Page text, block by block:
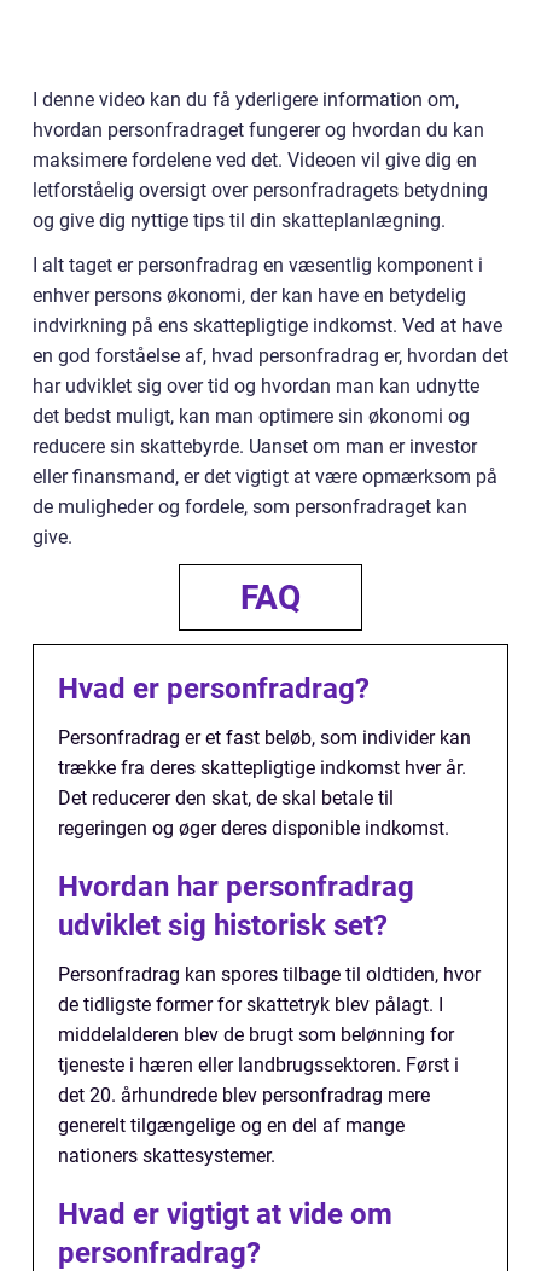
I denne video kan du få yderligere information om,
hvordan personfradraget fungerer og hvordan du kan
maksimere fordelene ved det. Videoen vil give dig en
letforståelig oversigt over personfradragets betydning
og give dig nyttige tips til din skatteplanlægning.
I alt taget er personfradrag en væsentlig komponent i
enhver persons økonomi, der kan have en betydelig
indvirkning på ens skattepligtige indkomst. Ved at have
en god forståelse af, hvad personfradrag er, hvordan det
har udviklet sig over tid og hvordan man kan udnytte
det bedst muligt, kan man optimere sin økonomi og
reducere sin skattebyrde. Uanset om man er investor
eller finansmand, er det vigtigt at være opmærksom på
de muligheder og fordele, som personfradraget kan
give.
FAQ
Hvad er personfradrag?
Personfradrag er et fast beløb, som individer kan
trække fra deres skattepligtige indkomst hver år.
Det reducerer den skat, de skal betale til
regeringen og øger deres disponible indkomst.
Hvordan har personfradrag
udviklet sig historisk set?
Personfradrag kan spores tilbage til oldtiden, hvor
de tidligste former for skattetryk blev pålagt. I
middelalderen blev de brugt som belønning for
tjeneste i hæren eller landbrugssektoren. Først i
det 20. århundrede blev personfradrag mere
generelt tilgængelige og en del af mange
nationers skattesystemer.
Hvad er vigtigt at vide om
personfradrag?